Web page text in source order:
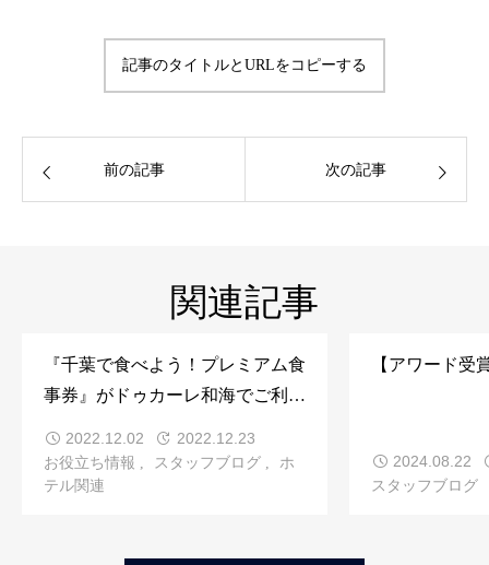
記事のタイトルとURLをコピーする
前の記事 次の記事
関連記事
『千葉で食べよう！プレミアム食
事券』がドゥカーレ和海でご利用
2022.12.02 2022.12.23
お役立ち情報 スタッフブログ
ホ
テル関連
【アワード受
2024.08.22
スタッフブログ